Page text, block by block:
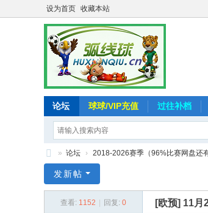
设为首页 收藏本站
论坛 球球/VIP充值 过往补档
线
» 论坛 › 2018-2026赛季（96%比赛网盘还有
发新帖
查看: 1152 回复: 0 [欧预] 11月